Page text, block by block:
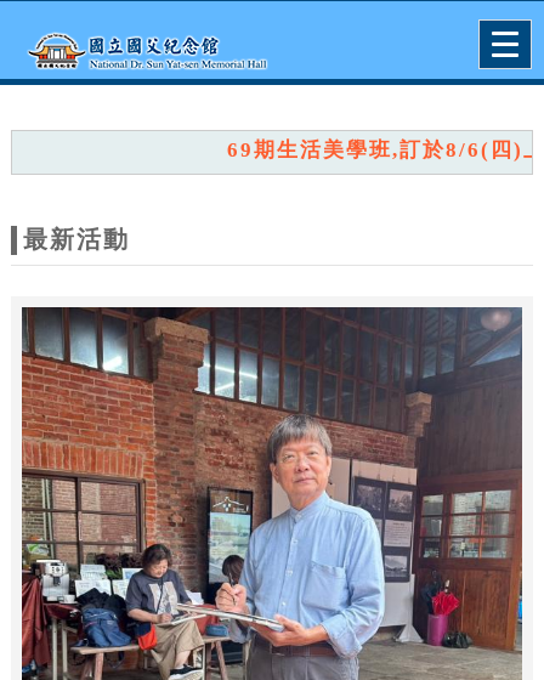
網
站
主
題
69期生活美學班,訂於8/6(四)上午9
最新活動